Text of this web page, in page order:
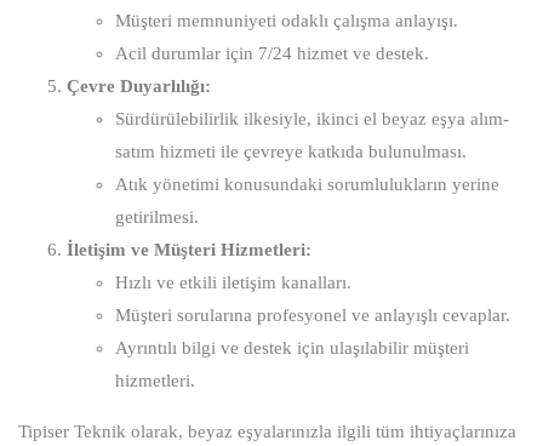
Müşteri memnuniyeti odaklı çalışma anlayışı.
Acil durumlar için 7/24 hizmet ve destek.
Çevre Duyarlılığı:
Sürdürülebilirlik ilkesiyle, ikinci el beyaz eşya alım-
satım hizmeti ile çevreye katkıda bulunulması.
Atık yönetimi konusundaki sorumlulukların yerine
getirilmesi.
İletişim ve Müşteri Hizmetleri:
Hızlı ve etkili iletişim kanalları.
Müşteri sorularına profesyonel ve anlayışlı cevaplar.
Ayrıntılı bilgi ve destek için ulaşılabilir müşteri
hizmetleri.
Tipiser Teknik olarak, beyaz eşyalarınızla ilgili tüm ihtiyaçlarınıza